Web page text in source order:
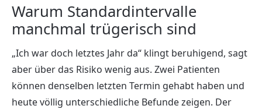
Warum Standardintervalle
manchmal trügerisch sind
„Ich war doch letztes Jahr da“ klingt beruhigend, sagt
aber über das Risiko wenig aus. Zwei Patienten
können denselben letzten Termin gehabt haben und
heute völlig unterschiedliche Befunde zeigen. Der